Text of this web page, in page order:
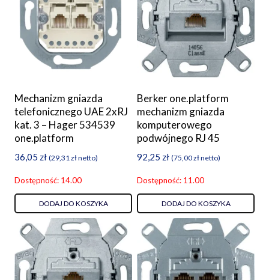
Mechanizm gniazda
telefonicznego UAE 2xRJ
kat. 3 – Hager 534539
one.platform
36,05 zł (29,31złnetto)
Dostępność: 14.00
DODAJ DO KOSZYKA
Berker one.platform
mechanizm gniazda
komputerowego
podwójnego RJ 45
92,25 zł (75,00złnetto)
Dostępność: 11.00
DODAJ DO KOSZYKA